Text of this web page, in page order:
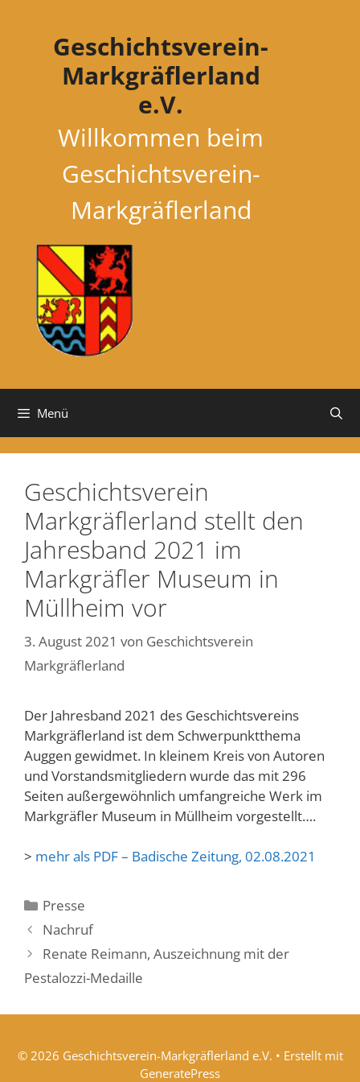
Geschichtsverein-
Markgräflerland
e.V.
Willkommen beim
Geschichtsverein-
Markgräflerland
Menü
Geschichtsverein
Markgräflerland stellt den
Jahresband 2021 im
Markgräfler Museum in
Müllheim vor
3. August 2021 von Geschichtsverein
Markgräflerland
Der Jahresband 2021 des Geschichtsvereins
Markgräflerland ist dem Schwerpunktthema
Auggen gewidmet. In kleinem Kreis von Autoren
und Vorstandsmitgliedern wurde das mit 296
Seiten außergewöhnlich umfangreiche Werk im
Markgräfler Museum in Müllheim vorgestellt….
> mehr als PDF – Badische Zeitung, 02.08.2021
Kategorien
Presse
Nachruf
Renate Reimann, Auszeichnung mit der
Pestalozzi-Medaille
© 2026 Geschichtsverein-Markgräflerland e.V. • Erstellt mit
GeneratePress